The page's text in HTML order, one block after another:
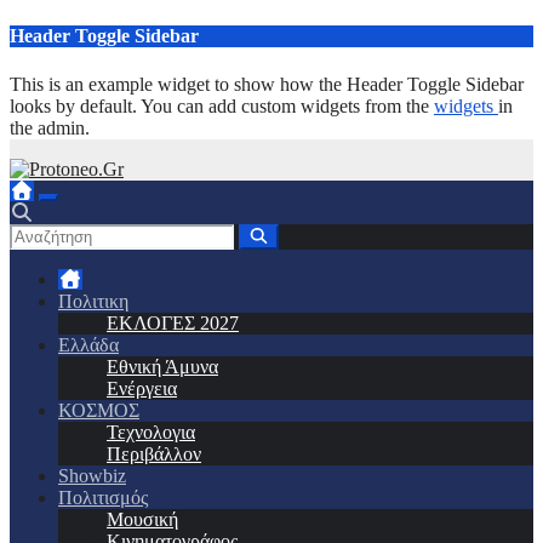
Μετάβαση
περιεχόμενο
Header Toggle Sidebar
This is an example widget to show how the Header Toggle Sidebar
looks by default. You can add custom widgets from the widgets in
the admin.
Πολιτικη
ΕΚΛΟΓΕΣ 2027
Ελλάδα
Εθνική Άμυνα
Ενέργεια
ΚΟΣΜΟΣ
Τεχνολογια
Περιβάλλον
Showbiz
Πολιτισμός
Μουσική